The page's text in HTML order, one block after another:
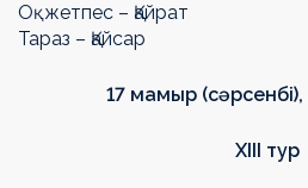
Оқжетпес – Қайрат
Тараз – Қайсар
17 мамыр (сәрсенбі),
ХIII тур